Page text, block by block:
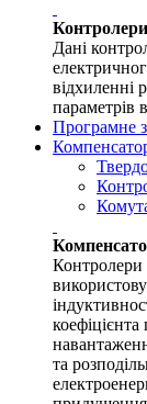
Дані
відхиленні
параметрів
Програмне
Контролери
та